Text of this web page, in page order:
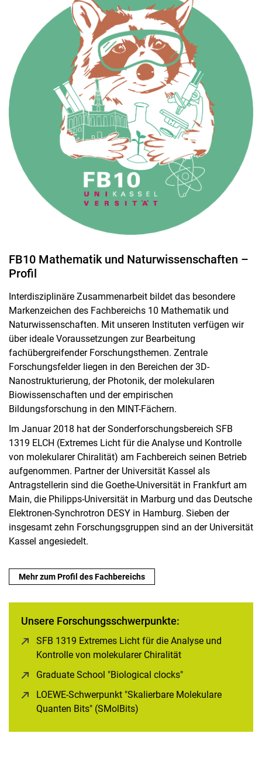
FB10 Mathematik und Naturwissenschaften –
Profil
Interdisziplinäre Zusammenarbeit bildet das besondere
Markenzeichen des Fachbereichs 10 Mathematik und
Naturwissenschaften. Mit unseren Instituten verfügen wir
über ideale Voraussetzungen zur Bearbeitung
fachübergreifender Forschungsthemen. Zentrale
Forschungsfelder liegen in den Bereichen der 3D-
Nanostrukturierung, der Photonik, der molekularen
Biowissenschaften und der empirischen
Bildungsforschung in den MINT-Fächern.
Im Januar 2018 hat der Sonderforschungsbereich SFB
1319 ELCH (Extremes Licht für die Analyse und Kontrolle
von molekularer Chiralität) am Fachbereich seinen Betrieb
aufgenommen. Partner der Universität Kassel als
Antragstellerin sind die Goethe-Universität in Frankfurt am
Main, die Philipps-Universität in Marburg und das Deutsche
Elektronen-Synchrotron DESY in Hamburg. Sieben der
insgesamt zehn Forschungsgruppen sind an der Universität
Kassel angesiedelt.
Mehr zum Profil des Fachbereichs
Unsere Forschungsschwerpunkte:
SFB 1319 Extremes Licht für die Analyse und
Kontrolle von molekularer Chiralität
Graduate School "Biological clocks"
LOEWE-Schwerpunkt "Skalierbare Molekulare
Quanten Bits" (SMolBits)